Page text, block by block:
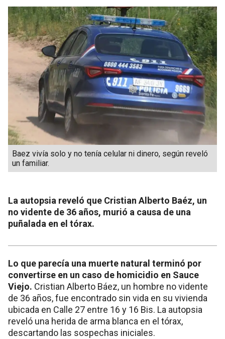
Baez vivía solo y no tenía celular ni dinero, según reveló
un familiar.
La autopsia reveló que Cristian Alberto Baéz, un
no vidente de 36 años, murió a causa de una
puñalada en el tórax.
Lo que parecía una muerte natural terminó por
convertirse en un caso de homicidio en Sauce
Viejo. Cristian Alberto Báez, un hombre no vidente
de 36 años, fue encontrado sin vida en su vivienda
ubicada en Calle 27 entre 16 y 16 Bis. La autopsia
reveló una herida de arma blanca en el tórax,
descartando las sospechas iniciales.